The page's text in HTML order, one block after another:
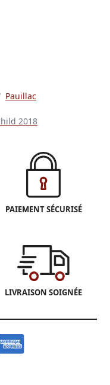
Pauillac
2018
PAIEMENT SÉCURISÉ
LIVRAISON SOIGNÉE